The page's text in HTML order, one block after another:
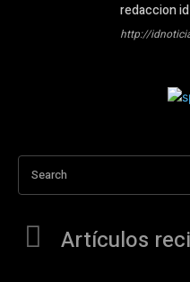
redaccion
http://
Search
Artículos